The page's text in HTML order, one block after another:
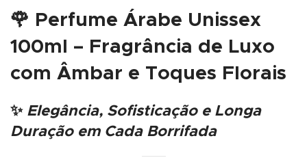
🌹 Perfume Árabe Unissex
100ml – Fragrância de Luxo
com Âmbar e Toques Florais
✨ Elegância, Sofisticação e Longa
Duração em Cada Borrifada